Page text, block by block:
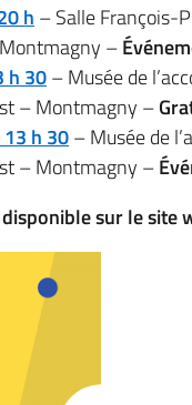
h – Salle François-
–
h 30– Musée de
– Montmagny –
h 30– Musée de
– Montmagny –
sur le site